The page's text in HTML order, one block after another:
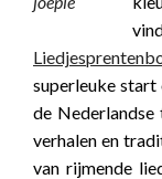
superleuke start
de
verhalen en
van rijmende